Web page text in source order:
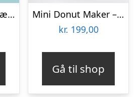
Chokoladeæske Værktøj
Mini Donut Maker – KitchPro
kr. 199,00
Gå til shop